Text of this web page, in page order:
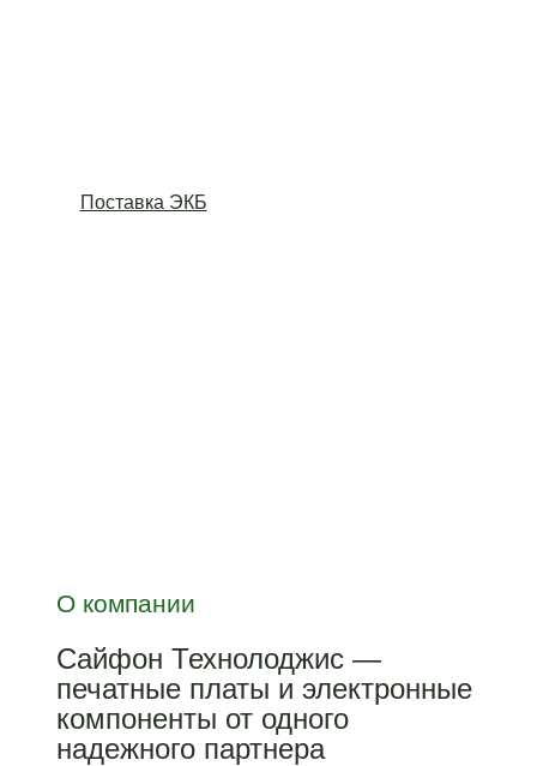
Поставка ЭКБ
Сайфон Технолоджис —
печатные платы и электронные
компоненты от одного
надежного партнера
О компании